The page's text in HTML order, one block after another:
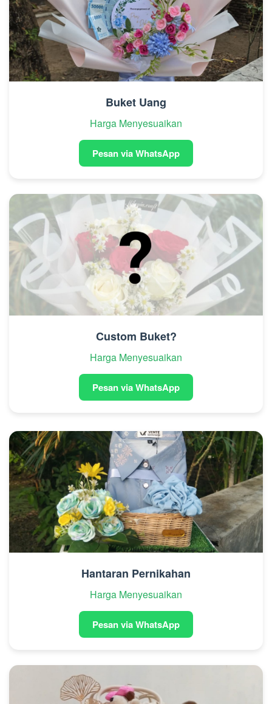
Buket Uang
Harga Menyesuaikan
Pesan via WhatsApp
Custom Buket?
Harga Menyesuaikan
Pesan via WhatsApp
Hantaran Pernikahan
Harga Menyesuaikan
Pesan via WhatsApp